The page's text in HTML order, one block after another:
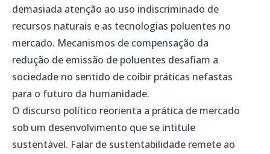
demasiada atenção ao uso indiscriminado de
recursos naturais e as tecnologias poluentes no
mercado. Mecanismos de compensação da
redução de emissão de poluentes desafiam a
sociedade no sentido de coibir práticas nefastas
para o futuro da humanidade.
O discurso político reorienta a prática de mercado
sob um desenvolvimento que se intitule
sustentável. Falar de sustentabilidade remete ao